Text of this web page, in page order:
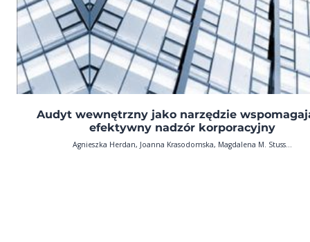
Audyt wewnętrzny jako narzędzie
efektywny nadzór korporacyjny
Agnieszka Herdan, Joanna Krasodomska, Magdalena M. Stuss...